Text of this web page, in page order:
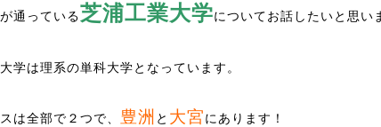
通っている芝浦工業大学についてお話したいと思い
学は理系の単科大学となっています。
は全部で２つで、 豊洲 と 大宮にあります！